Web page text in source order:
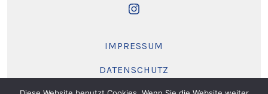
INSTAGRAM
NEUEM
TAB
IMPRESSUM
DATENSCHUTZ